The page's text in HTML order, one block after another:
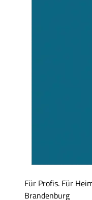
Für Profis. Für
Brandenburg